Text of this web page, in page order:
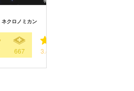
ネクロノミカン
667 3.4